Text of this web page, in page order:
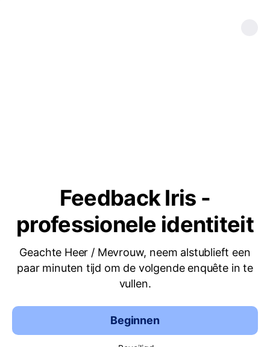
Feedback Iris -
professionele identiteit
Geachte Heer / Mevrouw, neem alstublieft een
paar minuten tijd om de volgende enquête in te
vullen.
Beginnen